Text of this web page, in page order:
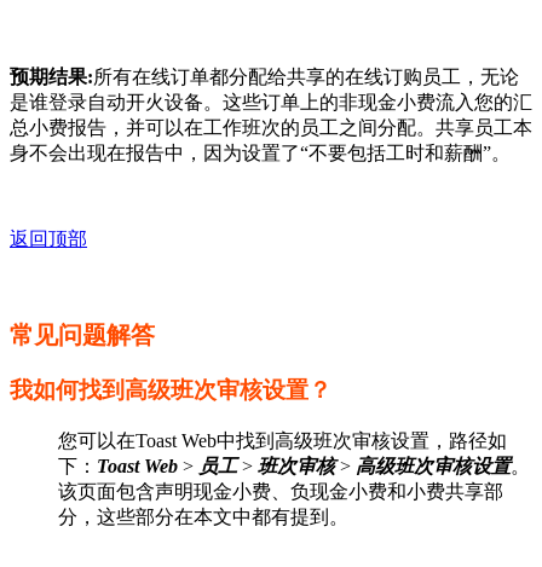
预期结果:所有在线订单都分配给共享的在线订购员工，无论
是谁登录自动开火设备。这些订单上的非现金小费流入您的汇
总小费报告，并可以在工作班次的员工之间分配。共享员工本
身不会出现在报告中，因为设置了“不要包括工时和薪酬”。
返回顶部
常见问题解答
我如何找到高级班次审核设置？
您可以在Toast Web中找到高级班次审核设置，路径如
下： Toast Web > 员工> 班次审核> 高级班次审核设置。
该页面包含声明现金小费、负现金小费和小费共享部
分，这些部分在本文中都有提到。